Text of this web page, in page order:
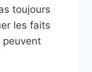
toujours
les faits
peuvent